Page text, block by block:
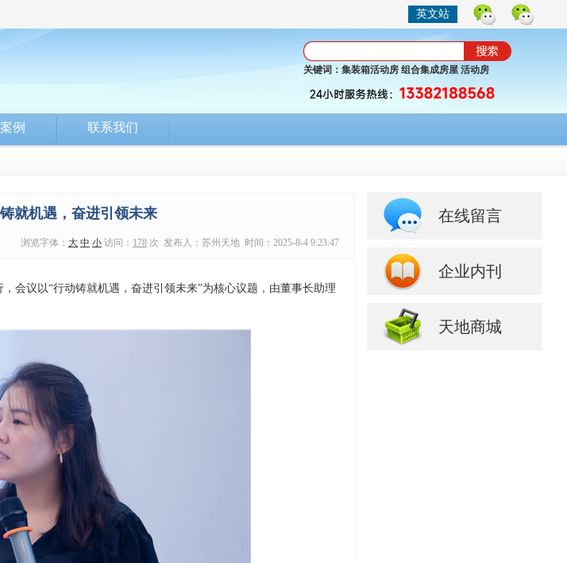
英文站
关键词： 集装箱活动房 组合集成房屋 活动房
例 联系我们
就机遇，奋进引领未来
浏览字体： 大 中 小 访问： 178 次 发布人：苏州天地 时间：2025-8-4 9:23:47
会议以“行动铸就机遇，奋进引领未来”为核心议题，由董事长助理
在线留言
企业内刊
天地商城